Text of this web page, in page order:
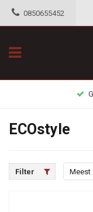
0850655452
ECOstyle
Filter
Meest